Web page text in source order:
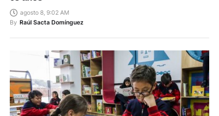
agosto 8, 9:02 AM
By Raúl Sacta Domínguez